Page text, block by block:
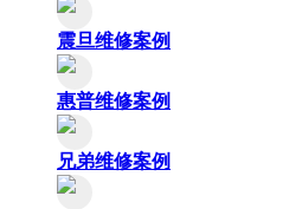
震旦维修案例
惠普维修案例
兄弟维修案例